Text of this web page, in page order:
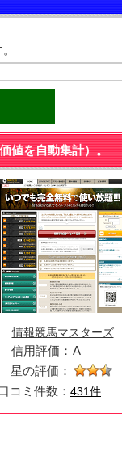
値を自動集計）。
情報競馬マスターズ
信用評価： A
星の評価：
コミ件数： 431件